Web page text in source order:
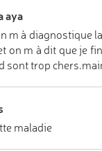
aya
m à diagnostique
on m à dit que je
sont trop
maladie